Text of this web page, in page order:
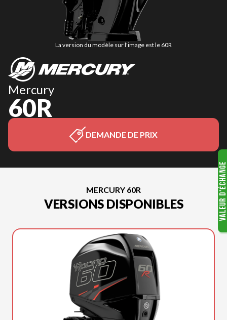
La version du modèle sur l'image est le 60R
Mercury
60R
DEMANDE DE PRIX
MERCURY 60R
VERSIONS DISPONIBLES